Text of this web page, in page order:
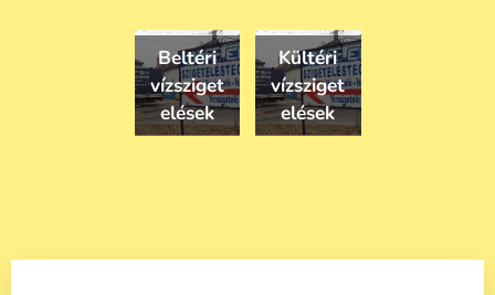
Beltéri
vízsziget
elések
Kültéri
vízsziget
elések